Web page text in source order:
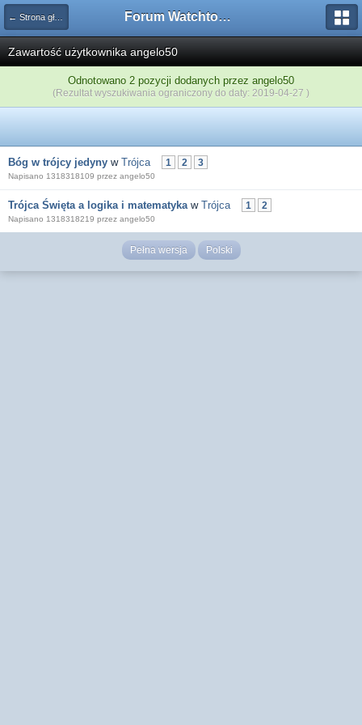
← Strona główna Forum Watchtower
Zawartość użytkownika angelo50
Odnotowano 2 pozycji dodanych przez angelo50
(Rezultat wyszukiwania ograniczony do daty: 2019-04-27 )
Bóg w trójcy jedyny w Trójca 1 2 3
Napisano 1318318109 przez angelo50
Trójca Święta a logika i matematykaw Trójca 1 2
Napisano 1318318219 przez angelo50
Pełna wersja Polski